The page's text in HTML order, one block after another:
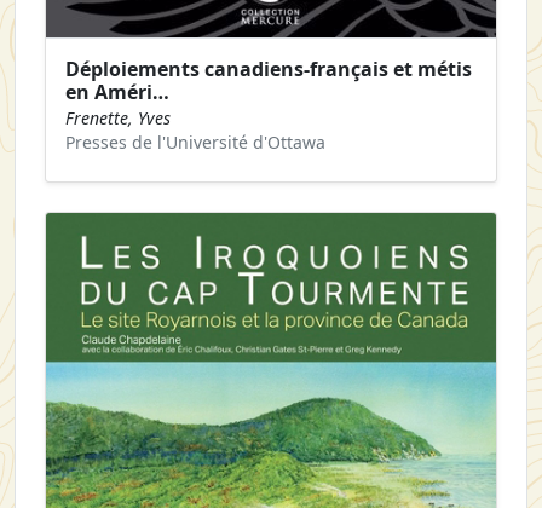
Déploiements canadiens-français et métis
en Améri…
Frenette, Yves
Presses de l'Université d'Ottawa